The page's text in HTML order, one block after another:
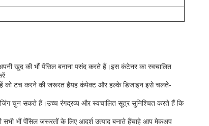
खुद की भौं पेंसिल बनाना पसंद करते हैं।इस कंटेनर का स्वचालित
को टच करने की जरूरत हैयह कंपेक्ट और हल्के डिजाइन इसे चलते-
चुन सकते हैं।उच्च रंगद्रव्य और स्वचालित सूत्र सुनिश्चित करते हैं कि
सभी भौं पेंसिल जरूरतों के लिए आदर्श उत्पाद बनाते हैंचाहे आप मेकअप